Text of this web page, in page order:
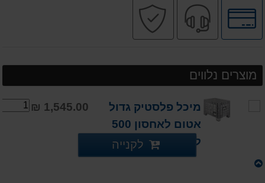
לחץ
לאפשרויות
תשלומים
שירות
מקצועי
מוצרים נלווים
מיכל פלסטיק גדול
אטום לאחסון 500
ליטר מאושר מזון
1,545.00 ₪
לקנייה